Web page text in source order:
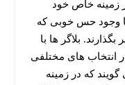
زمینه خاص خود
وجود حس خوبی که
بلاگر ها با
انتخاب های مختلفی
که در زمینه